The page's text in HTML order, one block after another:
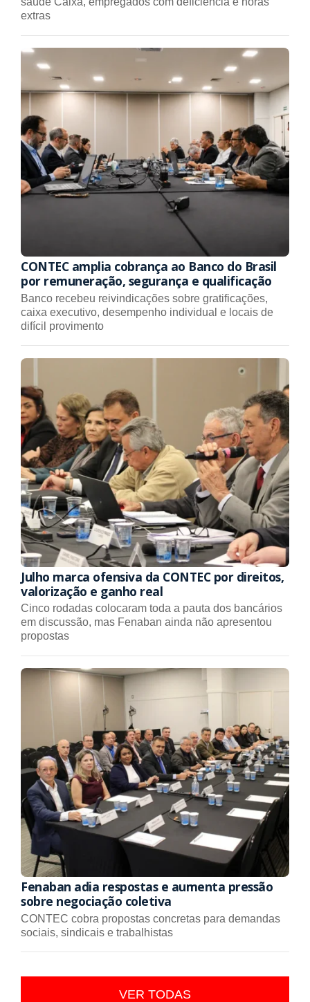
extras
CONTEC amplia cobrança ao Banco do Brasil
por remuneração, segurança e qualificação
Banco recebeu reivindicações sobre gratificações,
caixa executivo, desempenho individual e locais de
difícil provimento
Julho marca ofensiva da CONTEC por direitos,
valorização e ganho real
Cinco rodadas colocaram toda a pauta dos bancários
em discussão, mas Fenaban ainda não apresentou
propostas
Fenaban adia respostas e aumenta pressão
sobre negociação coletiva
CONTEC cobra propostas concretas para demandas
sociais, sindicais e trabalhistas
VER TODAS